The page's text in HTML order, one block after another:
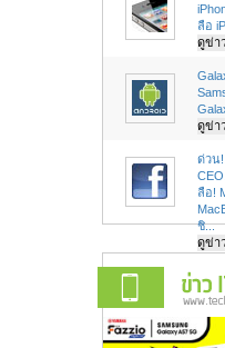
ลือ
ดูข่า
ดูข่า
ด่วน!
ลือ!
ชิ...
ดูข่า